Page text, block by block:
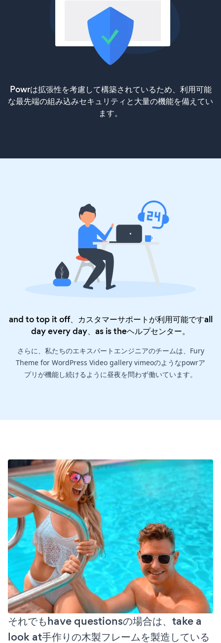
Powrは拡張性を考慮して構築されているため、利用可能
な最先端の組み込みセキュリティと大量の機能を備えてい
ます。
and to top it off、カスタマーサポートが利用可能ですall
day every day、as is theヘルプセンター。
さらに、私たちのエキスパートエンジニアのチームは、Fury
Theme for WordPress Video gallery vimeoのようなpowrア
プリが機能し続けるように昼夜を問わず働いています。
それでもhave questionsの場合は、take a
look at手作りの木製フレームを製造している